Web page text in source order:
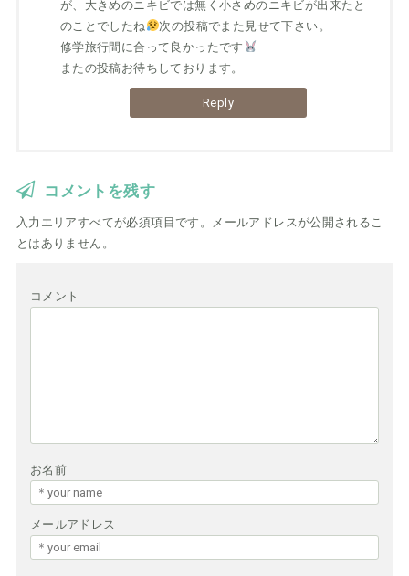
が、大きめのニキビでは無く小さめのニキビが出来たと
のことでしたね
次の投稿でまた見せて下さい。
修学旅行間に合って良かったです
またの投稿お待ちしております。
Reply
コメントを残す
入力エリアすべてが必須項目です。メールアドレスが公開されるこ
とはありません。
コメント
お名前
メールアドレス